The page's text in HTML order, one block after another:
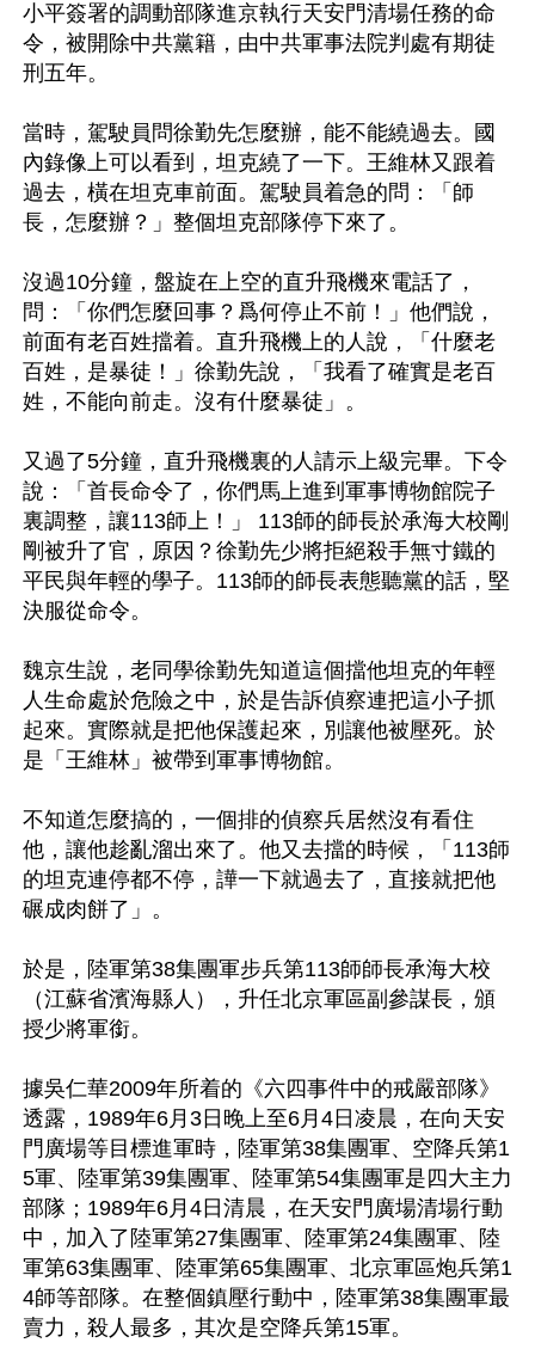
小平簽署的調動部隊進京執行天安門清場任務的命
令，被開除中共黨籍，由中共軍事法院判處有期徒
刑五年。
當時，駕駛員問徐勤先怎麼辦，能不能繞過去。國
內錄像上可以看到，坦克繞了一下。王維林又跟着
過去，橫在坦克車前面。駕駛員着急的問：「師
長，怎麼辦？」整個坦克部隊停下來了。
沒過10分鐘，盤旋在上空的直升飛機來電話了，
問：「你們怎麼回事？爲何停止不前！」他們說，
前面有老百姓擋着。直升飛機上的人說，「什麼老
百姓，是暴徒！」徐勤先說，「我看了確實是老百
姓，不能向前走。沒有什麼暴徒」。
又過了5分鐘，直升飛機裏的人請示上級完畢。下令
說：「首長命令了，你們馬上進到軍事博物館院子
裏調整，讓113師上！」 113師的師長於承海大校剛
剛被升了官，原因？徐勤先少將拒絕殺手無寸鐵的
平民與年輕的學子。113師的師長表態聽黨的話，堅
決服從命令。
魏京生說，老同學徐勤先知道這個擋他坦克的年輕
人生命處於危險之中，於是告訴偵察連把這小子抓
起來。實際就是把他保護起來，別讓他被壓死。於
是「王維林」被帶到軍事博物館。
不知道怎麼搞的，一個排的偵察兵居然沒有看住
他，讓他趁亂溜出來了。他又去擋的時候，「113師
的坦克連停都不停，譁一下就過去了，直接就把他
碾成肉餅了」。
於是，陸軍第38集團軍步兵第113師師長承海大校
（江蘇省濱海縣人），升任北京軍區副參謀長，頒
授少將軍銜。
據吳仁華2009年所着的《六四事件中的戒嚴部隊》
透露，1989年6月3日晚上至6月4日凌晨，在向天安
門廣場等目標進軍時，陸軍第38集團軍、空降兵第1
5軍、陸軍第39集團軍、陸軍第54集團軍是四大主力
部隊；1989年6月4日清晨，在天安門廣場清場行動
中，加入了陸軍第27集團軍、陸軍第24集團軍、陸
軍第63集團軍、陸軍第65集團軍、北京軍區炮兵第1
4師等部隊。在整個鎮壓行動中，陸軍第38集團軍最
賣力，殺人最多，其次是空降兵第15軍。